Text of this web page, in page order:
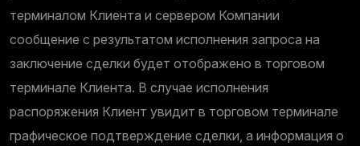
терминалом Клиента и сервером Компании
сообщение с результатом исполнения запроса на
заключение сделки будет отображено в торговом
терминале Клиента. В случае исполнения
распоряжения Клиент увидит в торговом терминале
графическое подтверждение сделки, а информация о